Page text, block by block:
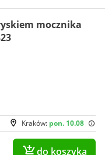
mocznika
Kraków: pon. 10.08
do koszyka